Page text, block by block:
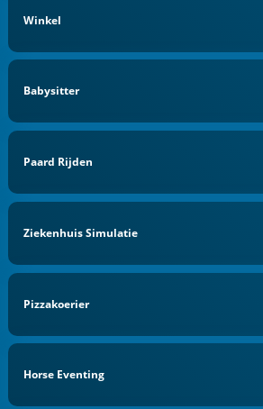
Winkel
Babysitter
Paard Rijden
Ziekenhuis Simulatie
Pizzakoerier
Horse Eventing